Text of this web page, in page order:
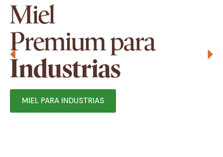
Miel
Premium para
Industrias
MIEL PARA INDUSTRIAS